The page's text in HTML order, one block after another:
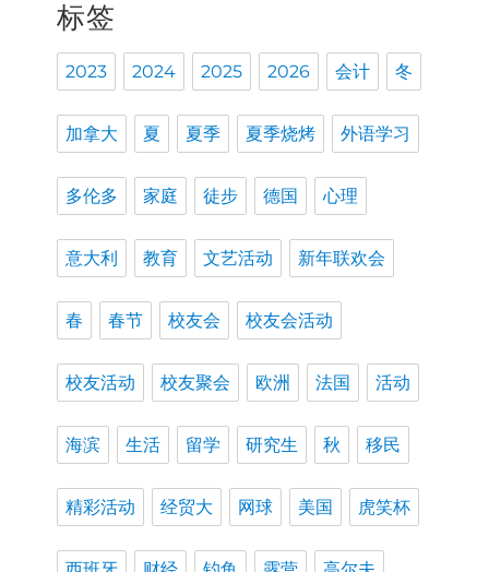
标签
2023 2024 2025 2026 会计 冬
加拿大 夏 夏季 夏季烧烤 外语学习
多伦多 家庭 徒步 德国 心理
意大利 教育 文艺活动 新年联欢会
春 春节 校友会 校友会活动
校友活动 校友聚会 欧洲 法国 活动
海滨 生活 留学 研究生 秋 移民
精彩活动 经贸大 网球 美国 虎笑杯